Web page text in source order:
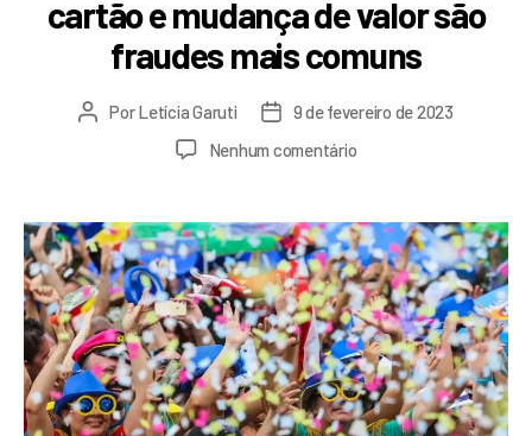
cartão e mudança de valor são
fraudes mais comuns
PorLetícia Garuti
9 de fevereiro de 2023
Nenhum comentário